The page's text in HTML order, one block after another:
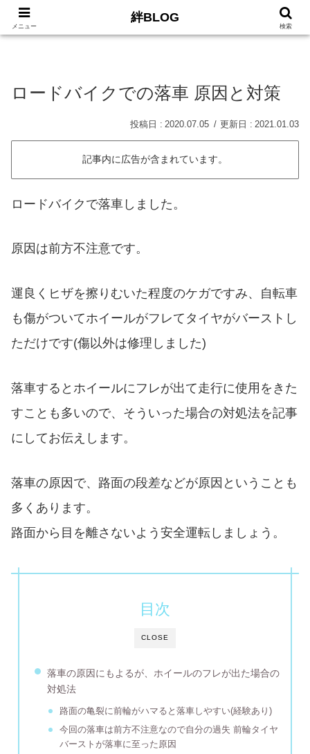
HOME サイトマ
ロードバイクでの落車 原因と対策
2020.07.05 2021.01.03
記事内に広告が含まれています。
ロードバイクで落車しました。
原因は前方不注意です。
運良くヒザを擦りむいた程度のケガですみ、自転車
も傷がついてホイールがフレてタイヤがバーストし
ただけです(傷以外は修理しました)
落車するとホイールにフレが出て走行に使用をきた
すことも多いので、そういった場合の対処法を記事
にしてお伝えします。
落車の原因で、路面の段差などが原因ということも
多くあります。
路面から目を離さないよう安全運転しましょう。
CLOSE
目次
落車の原因にもよるが、ホイールのフレが出た場合の
対処法
路面の亀裂に前輪がハマると落車しやすい(経験あり)
今回の落車は前方不注意なので自分の過失 前輪タイヤ
バーストが落車に至った原因
メニュー
絆BLOG
検索